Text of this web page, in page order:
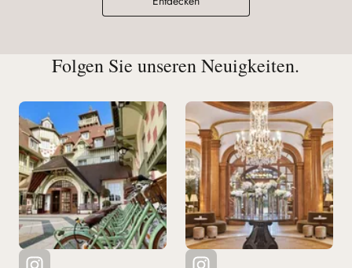
Folgen Sie unseren Neuigkeiten.